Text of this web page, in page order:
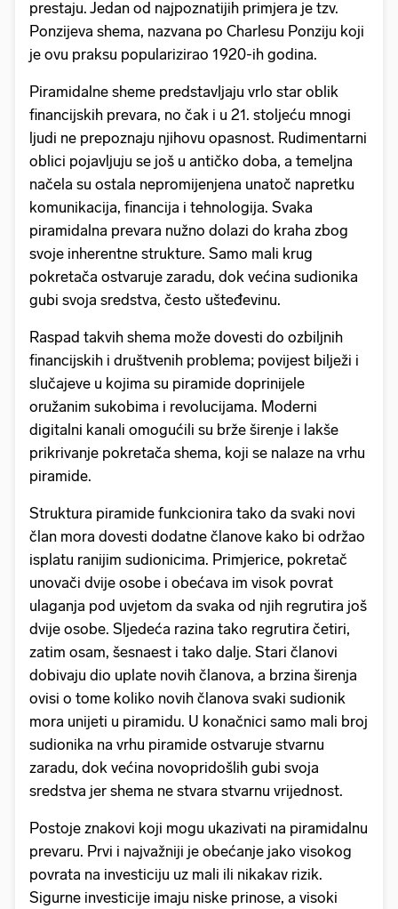
prestaju. Jedan od najpoznatijih primjera je tzv.
Ponzijeva shema, nazvana po Charlesu Ponziju koji
je ovu praksu popularizirao 1920-ih godina.
Piramidalne sheme predstavljaju vrlo star oblik
financijskih prevara, no čak i u 21. stoljeću mnogi
ljudi ne prepoznaju njihovu opasnost. Rudimentarni
oblici pojavljuju se još u antičko doba, a temeljna
načela su ostala nepromijenjena unatoč napretku
komunikacija, financija i tehnologija. Svaka
piramidalna prevara nužno dolazi do kraha zbog
svoje inherentne strukture. Samo mali krug
pokretača ostvaruje zaradu, dok većina sudionika
gubi svoja sredstva, često ušteđevinu.
Raspad takvih shema može dovesti do ozbiljnih
financijskih i društvenih problema; povijest bilježi i
slučajeve u kojima su piramide doprinijele
oružanim sukobima i revolucijama. Moderni
digitalni kanali omogućili su brže širenje i lakše
prikrivanje pokretača shema, koji se nalaze na vrhu
piramide.
Struktura piramide funkcionira tako da svaki novi
član mora dovesti dodatne članove kako bi održao
isplatu ranijim sudionicima. Primjerice, pokretač
unovači dvije osobe i obećava im visok povrat
ulaganja pod uvjetom da svaka od njih regrutira još
dvije osobe. Sljedeća razina tako regrutira četiri,
zatim osam, šesnaest i tako dalje. Stari članovi
dobivaju dio uplate novih članova, a brzina širenja
ovisi o tome koliko novih članova svaki sudionik
mora unijeti u piramidu. U konačnici samo mali broj
sudionika na vrhu piramide ostvaruje stvarnu
zaradu, dok većina novopridošlih gubi svoja
sredstva jer shema ne stvara stvarnu vrijednost.
Postoje znakovi koji mogu ukazivati na piramidalnu
prevaru. Prvi i najvažniji je obećanje jako visokog
povrata na investiciju uz mali ili nikakav rizik.
Sigurne investicije imaju niske prinose, a visoki